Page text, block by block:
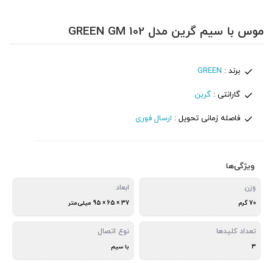
موس با سیم گرین مدل GREEN GM 102
برند : GREEN
گارانتی :گرین
فاصله زمانی تحویل : ارسال فوری
ویژگی‌ها
وزن
70 گرم
ابعاد
37 × 65 × 95 میلی‌متر
تعداد کلیدها
3
نوع اتصال
با سیم